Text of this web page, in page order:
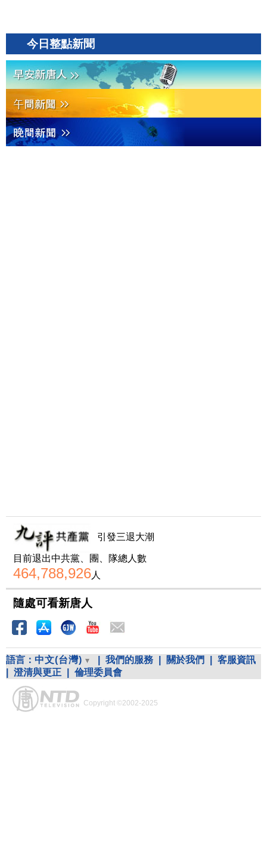
今日整點新聞
引發三退大潮
目前退出中共黨、團、隊總人數
464,788,926人
隨處可看新唐人
語言： 中文(台灣) 我們的服務 關於我們
客服資訊
澄清與更正 倫理委員會
Copyright ©2002-2025